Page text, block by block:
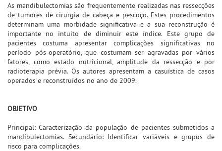
As mandibulectomias são frequentemente realizadas nas ressecções
de tumores de cirurgia de cabeça e pescoço. Estes procedimentos
determinam uma morbidade significativa e a sua reconstrução é
importante no intuito de diminuir este índice. Este grupo de
pacientes costuma apresentar complicações significativas no
período pós-operatório, que costumam ser agravadas por vários
fatores, como estado nutricional, amplitude da ressecção e por
radioterapia prévia. Os autores apresentam a casuística de casos
operados e reconstruídos no ano de 2009.
OBJETIVO
Principal: Caracterização da população de pacientes submetidos a
mandibulectomias. Secundário: Identificar variáveis e grupos de
risco para complicações.